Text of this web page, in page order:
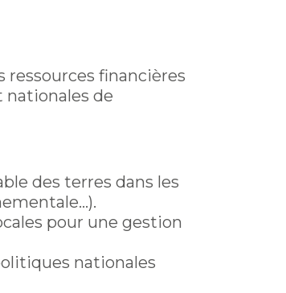
ressources financières
de
des terres dans les
pour une gestion
nationales